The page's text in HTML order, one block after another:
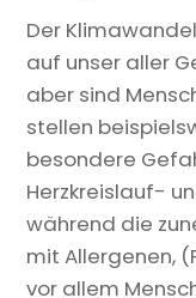
Der
auf unser aller
aber sind
stellen
besondere
Herzkreislauf-
während die
mit Allergenen,
vor allem